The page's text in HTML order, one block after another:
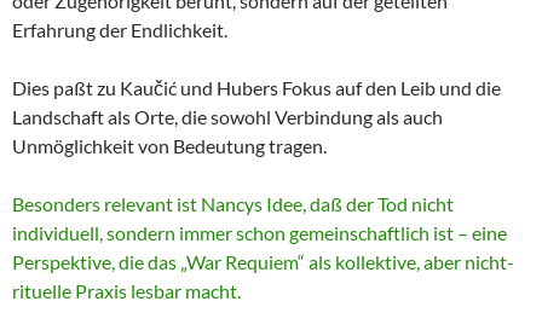
Erfahrung der Endlichkeit.
Dies paßt zu Kaučić und Hubers Fokus auf den Leib und die
Landschaft als Orte, die sowohl Verbindung als auch
Unmöglichkeit von Bedeutung tragen.
Besonders relevant ist Nancys Idee, daß der Tod nicht
individuell, sondern immer schon gemeinschaftlich ist – eine
Perspektive, die das „War Requiem“ als kollektive, aber nicht-
rituelle Praxis lesbar macht.